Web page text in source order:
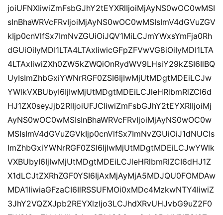
joiUFNXIiwiZmFsbGJhY2tEYXRlIjoiMjAyNS0wOC0wMSI
sInBhaWRVcFRvIjoiMjAyNS0wOC0wMSIsImV4dGVuZGV
kIjp0cnVlfSx7ImNvZGUiOiJQV1MiLCJmYWxsYmFja0Rh
dGUiOiIyMDI1LTA4LTAxIiwicGFpZFVwVG8iOiIyMDI1LTA
4LTAxIiwiZXh0ZW5kZWQiOnRydWV9LHsiY29kZSI6IlBQ
UyIsImZhbGxiYWNrRGF0ZSI6IjIwMjUtMDgtMDEiLCJw
YWlkVXBUbyI6IjIwMjUtMDgtMDEiLCJleHRlbmRlZCI6d
HJ1ZX0seyJjb2RlIjoiUFJCIiwiZmFsbGJhY2tEYXRlIjoiMj
AyNS0wOC0wMSIsInBhaWRVcFRvIjoiMjAyNS0wOC0w
MSIsImV4dGVuZGVkIjp0cnVlfSx7ImNvZGUiOiJ1dNUCIs
ImZhbGxiYWNrRGF0ZSI6IjIwMjUtMDgtMDEiLCJwYWlk
VXBUbyI6IjIwMjUtMDgtMDEiLCJleHRlbmRlZCI6dHJ1Z
X1dLCJtZXRhZGF0YSI6IjAxMjAyMjA5MDJQU0FOMDAw
MDA1IiwiaGFzaCI6IlRSSUFMOi0xMDc4MzkwNTY4IiwiZ
3JhY2VQZXJpb2REYXlzIjo3LCJhdXRvUHJvbG9uZ2F0